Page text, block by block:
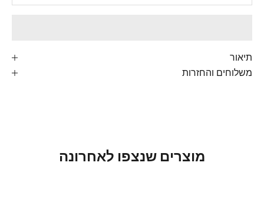
תיאור
משלוחים והחזרות
מוצרים שנצפו לאחרונה